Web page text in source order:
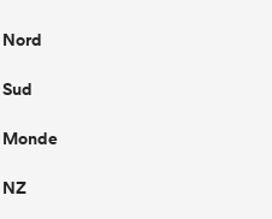
Nord
Sud
Monde
NZ